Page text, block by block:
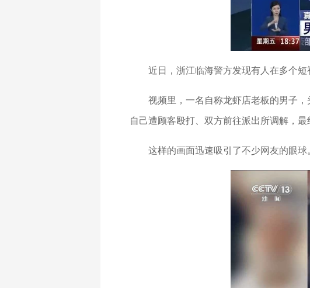
近日，浙江临海警方发现有人在多个
视频里，一名自称龙虾店老板的男子
自己遭顾客殴打、双方前往派出所调解，最
这样的画面迅速吸引了不少网友的眼球